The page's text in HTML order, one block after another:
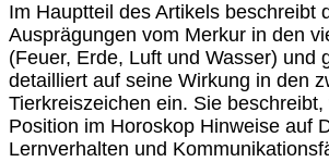
Im Hauptteil des Artikels beschreibt
Ausprägungen vom Merkur in den
(Feuer, Erde, Luft und Wasser) und
detailliert auf seine Wirkung in den
Tierkreiszeichen ein. Sie
Position im Horoskop Hinweise auf
Lernverhalten und